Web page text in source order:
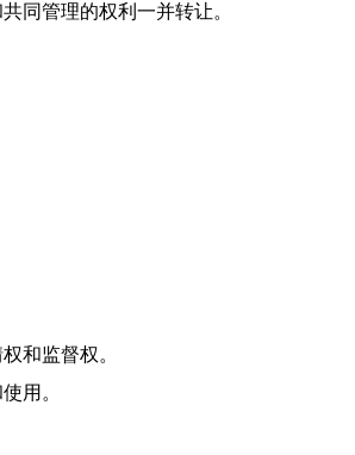
管理的权利一并转让。
和监督权。
用。